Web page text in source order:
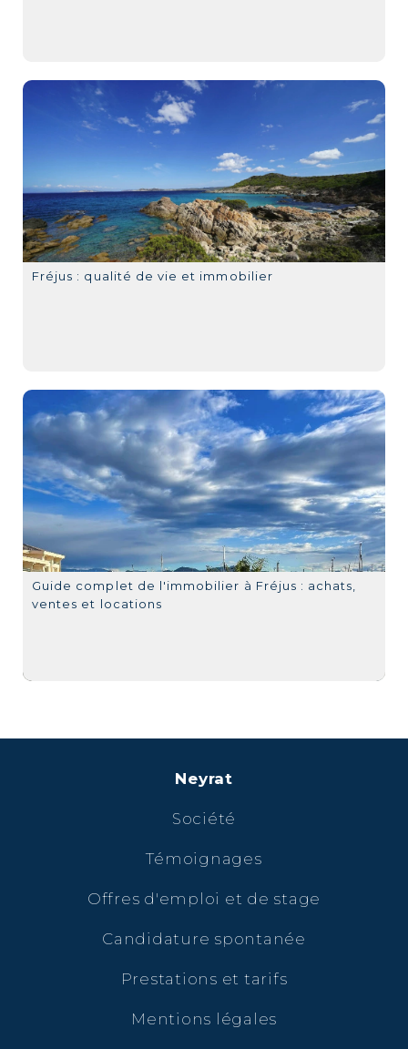
Fréjus : qualité de vie et immobilier
Guide complet de l'immobilier à Fréjus : achats,
ventes et locations
Neyrat
Société
Témoignages
Offres d'emploi et de stage
Candidature spontanée
Prestations et tarifs
Mentions légales